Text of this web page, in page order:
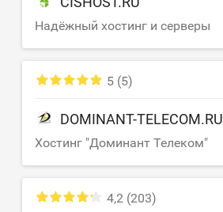
Надёжный хостинг и серверы
DOMINANT-TELECOM.RU
Хостинг "Доминант Телеком"
5 (5)
4,2 (203)